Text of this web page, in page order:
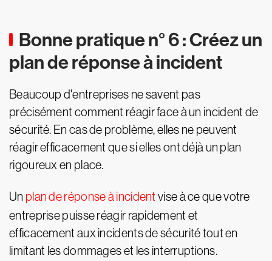
Bonne pratique n° 6 : Créez un
plan de réponse à incident
Beaucoup d'entreprises ne savent pas
précisément comment réagir face à un incident de
sécurité. En cas de problème, elles ne peuvent
réagir efficacement que si elles ont déjà un plan
rigoureux en place.
Un plan de réponse à incident vise à ce que votre
entreprise puisse réagir rapidement et
efficacement aux incidents de sécurité tout en
limitant les dommages et les interruptions.